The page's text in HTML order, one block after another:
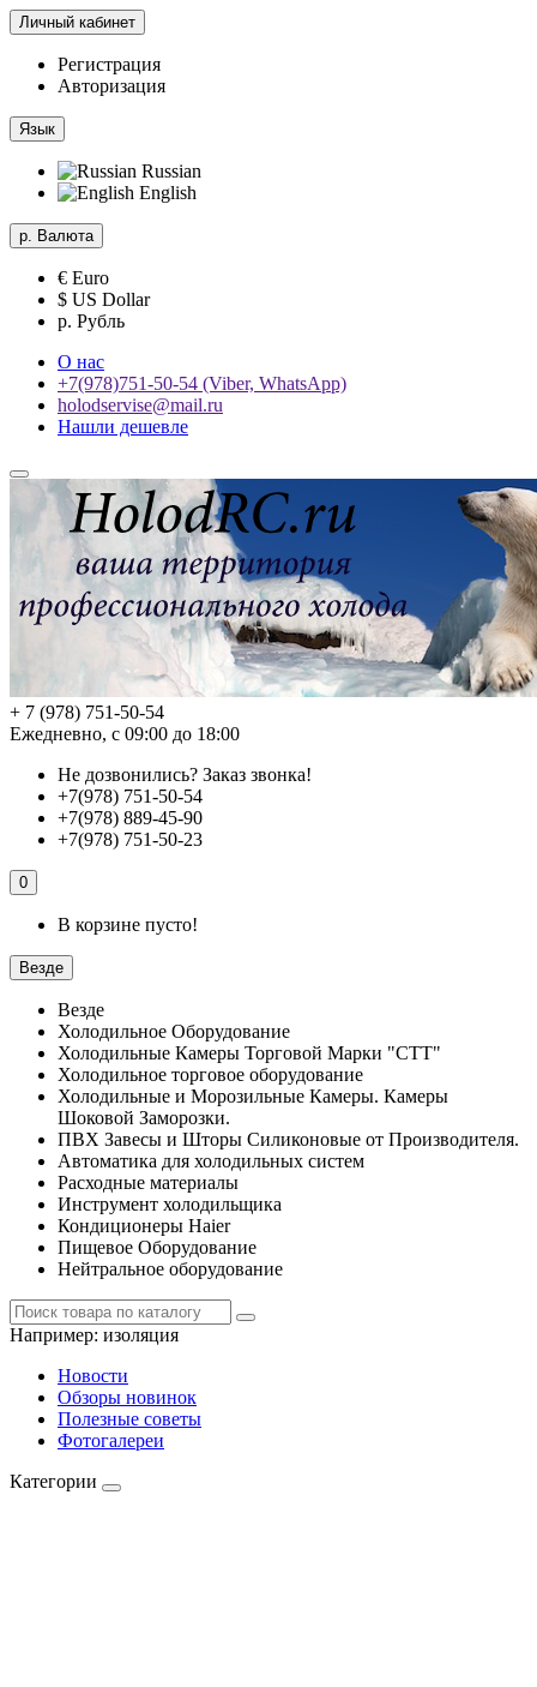
Личный кабинет
Регистрация
Авторизация
Язык
Russian
English
р. Валюта
€ Euro
$ US Dollar
р. Рубль
О нас
+7(978)751-50-54 (Viber, WhatsApp)
holodservise@mail.ru
Нашли дешевле
+ 7 (978) 751-50-54
Ежедневно, с 09:00 до 18:00
Не дозвонились? Заказ звонка!
+7(978) 751-50-54
+7(978) 889-45-90
+7(978) 751-50-23
0
В корзине пусто!
Везде
Везде
Холодильное Оборудование
Холодильные Камеры Торговой Марки "СТТ"
Холодильное торговое оборудование
Холодильные и Морозильные Камеры. Камеры
Шоковой Заморозки.
ПВХ Завесы и Шторы Силиконовые от Производителя.
Автоматика для холодильных систем
Расходные материалы
Инструмент холодильщика
Кондиционеры Haier
Пищевое Оборудование
Нейтральное оборудование
Например: изоляция
Новости
Обзоры новинок
Полезные советы
Фотогалереи
Категории